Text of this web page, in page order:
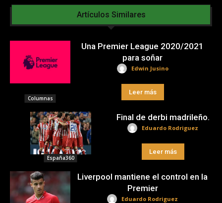
Artículos Similares
Columnas
Una Premier League 2020/2021
para soñar
Edwin Jusino
Leer más
España360
Final de derbi madrileño.
Eduardo Rodriguez
Leer más
Liverpool mantiene el control en la
Premier
Eduardo Rodriguez